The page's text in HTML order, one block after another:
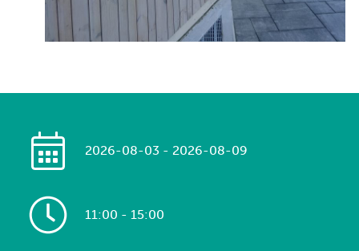
2026-08-03 - 2026-08-09
11:00 - 15:00